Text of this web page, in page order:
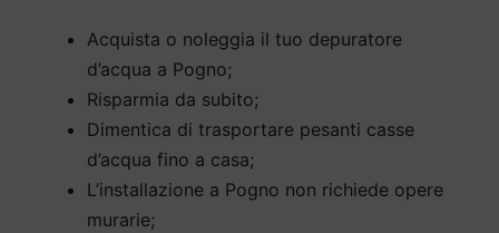
Acquista o noleggia il tuo depuratore
d’acqua a Pogno;
Risparmia da subito;
Dimentica di trasportare pesanti casse
d’acqua fino a casa;
L’installazione a Pogno non richiede opere
murarie;